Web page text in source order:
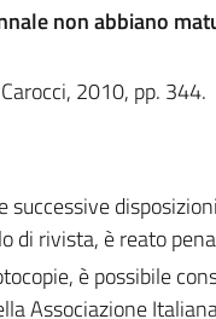
non abbiano
2010, pp. 344.
successive
di rivista, è reato
è possibile
Associazione